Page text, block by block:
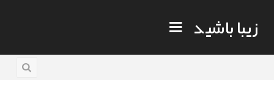
زیبا باشید